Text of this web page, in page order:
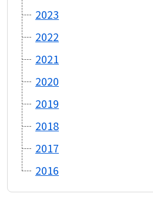
2023
2022
2021
2020
2019
2018
2017
2016